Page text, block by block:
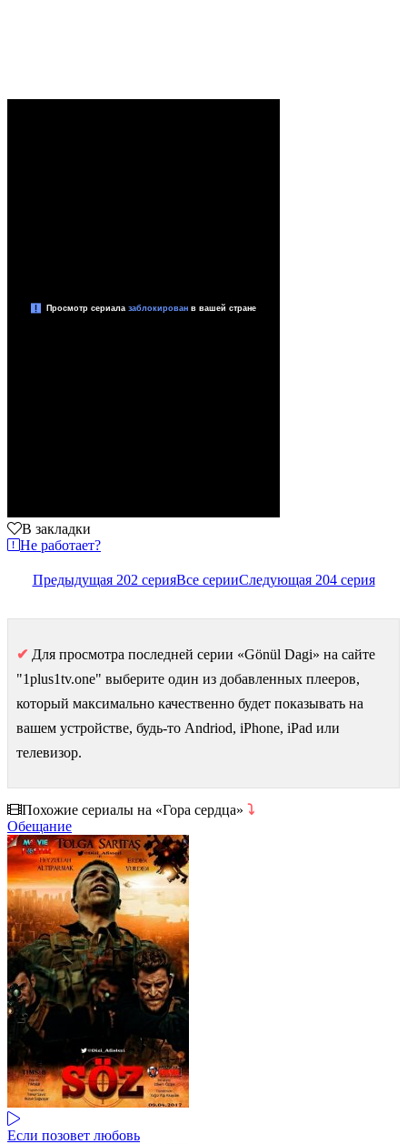
В закладки
Не работает?
Предыдущая 202 серияВсе серииСледующая 204 серия
✔ Для просмотра последней серии «Gönül Dagi» на сайте
"1plus1tv.one" выберите один из добавленных плееров,
который максимально качественно будет показывать на
вашем устройстве, будь-то Andriod, iPhone, iPad или
телевизор.
Похожие сериалы на «Гора сердца» ⤵
Обещание
Если позовет любовь